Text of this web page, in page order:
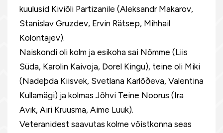
kuulusid Kiviõli Partizanile (Aleksandr Makarov,
Stanislav Gruzdev, Ervin Rätsep, Mihhail
Kolontajev).
Naiskondi oli kolm ja esikoha sai Nõmme (Liis
Süda, Karolin Kaivoja, Dorel Kingu), teine oli Miki
(Nadeþda Kiisvek, Svetlana Karlõðeva, Valentina
Kullamägi) ja kolmas Jõhvi Teine Noorus (Ira
Avik, Airi Kruusma, Aime Luuk).
Veteranidest saavutas kolme võistkonna seas